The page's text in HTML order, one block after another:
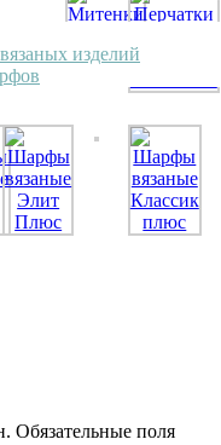
изделий
Обязательные поля